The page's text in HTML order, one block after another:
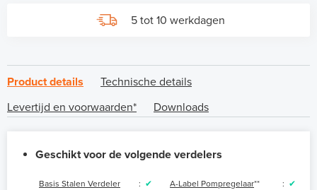
5 tot 10 werkdagen
Product details
Technische details
Levertijd en voorwaarden*
Downloads
Geschikt voor de volgende verdelers
Basis Stalen Verdeler : ✔ A-Label Pompregelaar** : ✔